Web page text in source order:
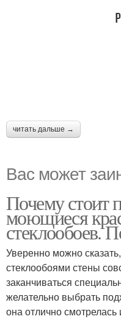
читать дальше →
Вас может
Почему стоит
моющиеся
стеклообоев.
Уверенно можно
стеклообоями стены
заканчиваться
желательно выбрать
она отлично